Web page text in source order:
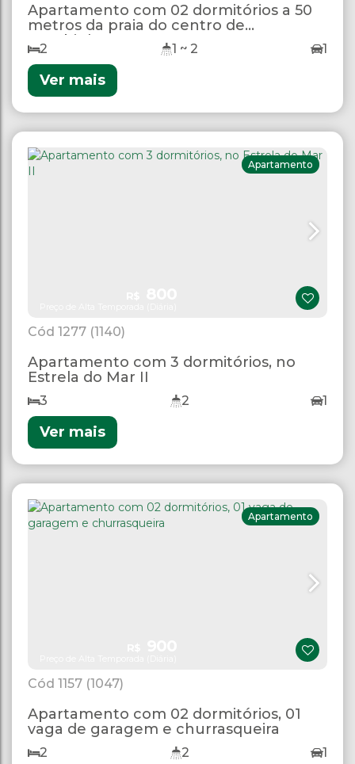
Apartamento com 02 dormitórios a 50
metros da praia do centro de
Bombinhas
2 1 ~ 2 1
Ver mais
1277 (1140)
Apartamento
Apartamento com 3 dormitórios, no
Estrela do Mar II
3 2 1
Ver mais
1157 (1047)
Apartamento
Apartamento com 02 dormitórios, 01
vaga de garagem e churrasqueira
2 2 1